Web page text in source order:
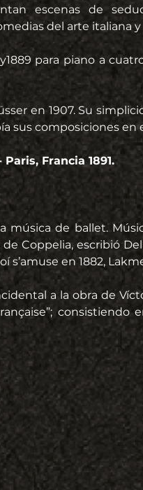
escenas de
del arte italiana
para piano a
en 1907. Su si
sus composiciones en
Francia 1891.
de ballet.
Coppelia, escribió
s’amuse en 1882,
a la obra de